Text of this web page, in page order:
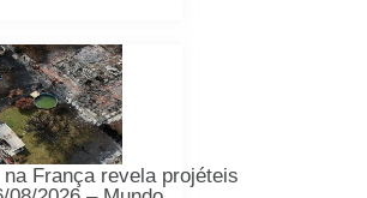
na França revela projéteis